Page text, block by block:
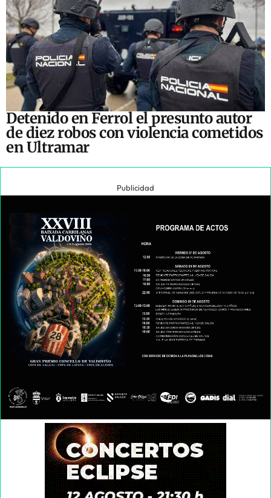
Detenido en Ferrol el presunto autor
de diez robos con violencia cometidos
en Ultramar
Publicidad